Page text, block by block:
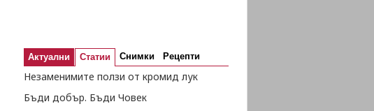
Актуални Статии Снимки Рецепти
Незаменимите ползи от кромид лук
Бъди добър. Бъди Човек